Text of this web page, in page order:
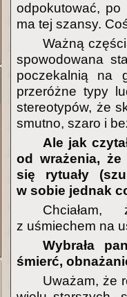
odpokutować,
ma tej szansy.
Ważną
spowodowana
poczekalnią na
przeróżne typy
stereotypów, że
smutno, szaro i
Ale jak
od wrażenia, że
się rytuały
w sobie jednak
Chciałam,
z uśmiechem na
Wybrała
śmierć,
Uważam, że